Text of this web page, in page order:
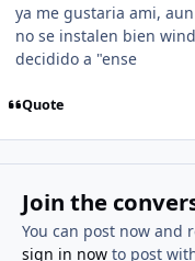
ya me gustaria ami,
no se instalen bien
decidido a "ense
Quote
Join the
You can post now and
sign in nowto post